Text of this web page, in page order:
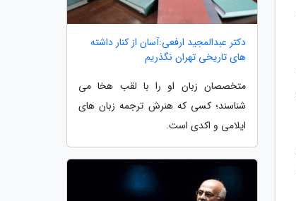
دکتر عبدالمجید ارفعی:آسان از کنار داشته
های تاریخی تهران نگذریم
متخصصان زبان او را با لقب هخا می
شناسند؛ کسی که هنرش ترجمه زبان های
ایلامی و اکدی است.